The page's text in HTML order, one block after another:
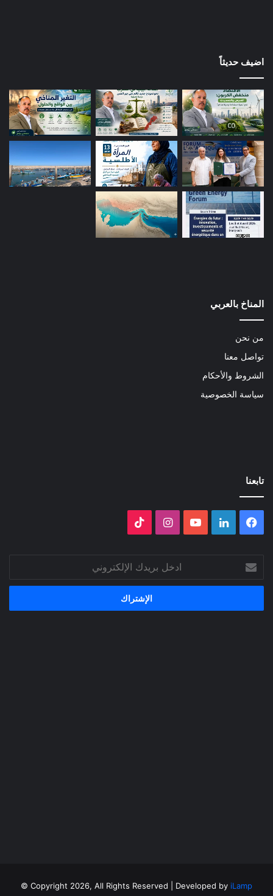
اضيف حديثاً
المناخ بالعربي
من نحن
تواصل معنا
الشروط والأحكام
سياسة الخصوصية
تابعنا
فيسبوك لينكدإن ‫YouTubeانستقرام
بريدك
الإلكتروني
Copyright 2026, All Rights Reserved | Developed by iLamp
©